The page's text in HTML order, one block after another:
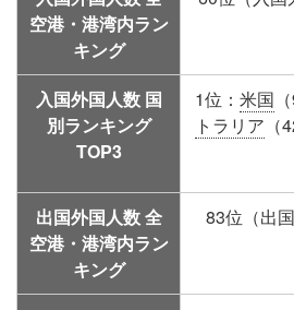
空港・港湾内ラン
キング
入国外国人数 国
別ランキング
TOP3
1位： 米国
トラリア
出国外国人数 全
空港・港湾内ラン
キング
83位（出